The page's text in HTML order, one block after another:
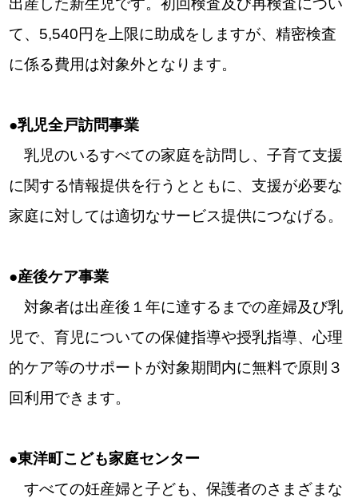
出産した新生児です。初回検査及び再検査につい
て、5,540円を上限に助成をしますが、精密検査
に係る費用は対象外となります。
●乳児全戸訪問事業
乳児のいるすべての家庭を訪問し、子育て支援
に関する情報提供を行うとともに、支援が必要な
家庭に対しては適切なサービス提供につなげる。
●産後ケア事業
対象者は出産後１年に達するまでの産婦及び乳
児で、育児についての保健指導や授乳指導、心理
的ケア等のサポートが対象期間内に無料で原則３
回利用できます。
●東洋町こども家庭センター
すべての妊産婦と子ども、保護者のさまざまな